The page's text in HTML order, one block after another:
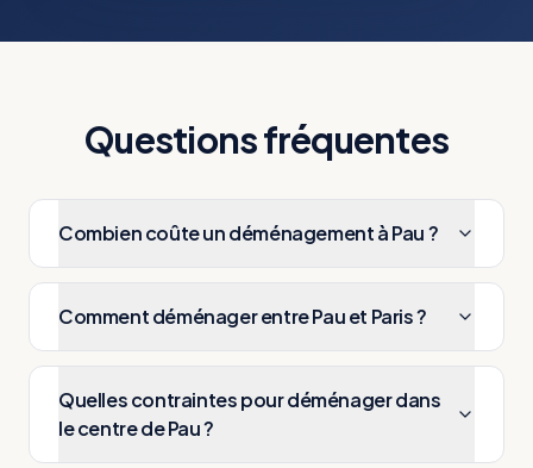
Questions fréquentes
Combien coûte un déménagement à Pau ?
Comment déménager entre Pau et Paris ?
Quelles contraintes pour déménager dans
le centre de Pau ?